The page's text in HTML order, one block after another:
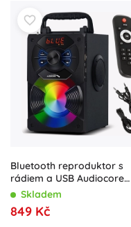
Bluetooth reproduktor s
rádiem a USB Audiocore
AC730
Skladem
849 Kč